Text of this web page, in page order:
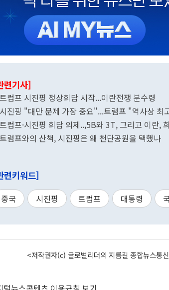
련기사]
트럼프 시진핑 정상회담 시작...이란전쟁 분수령
시진핑 "대만 문제 가장 중요"...트럼프 "역사상 최
트럼프·시진핑 회담 의제..,5B와 3T, 그리고 이란,
트럼프와의 산책, 시진핑은 왜 천단공원을 택했나
련키워드]
중국 시진핑 트럼프 대통령
<저작권자(c) 글로벌리더의 지름길 종합뉴스